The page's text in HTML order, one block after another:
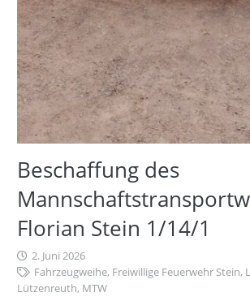
Beschaffung des
Florian Stein 1/14/1
2. Juni 2026
Fahrzeugweihe, Freiwillige Feuerwehr Stein,
Lützenreuth, MTW